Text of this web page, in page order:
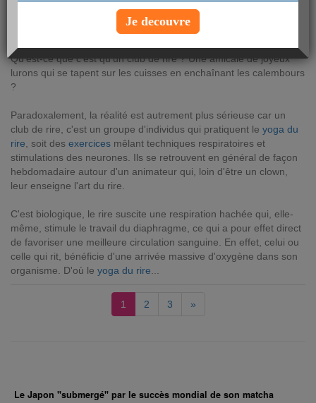
yoga du rireest un excellent remède pour
rester en forme. Il existe même maintenant des
pour vous apprendre et vous entraîner à rire de bon coeur.
Qu'est-ce que c'est qu'un club de rire ? Une amicale de joyeux
lurons qui se tapent sur les cuisses en enchaînant les calembours
?
Paradoxalement, la réalité est autrement plus sérieuse car un
club de rire, c'est un groupe d'individus qui pratiquent le yoga du
rire , soit des exercices mêlant techniques respiratoires et
stimulations des neurones. Ils se retrouvent en général de façon
hebdomadaire autour d'un animateur qui, loin d'être un clown,
leur enseigne l'art du rire.
C'est biologique, le rire suscite une respiration hachée qui, elle-
même, stimule le travail du diaphragme, ce qui a pour effet direct
de favoriser une meilleure circulation sanguine. En effet, celui ou
celle qui rit, bénéficie d'une arrivée massive d'oxygène dans son
organisme. D'où le yoga du rire
1 2 3 »
Le Japon "submergé" par le succès mondial de son matcha
Je decouvre